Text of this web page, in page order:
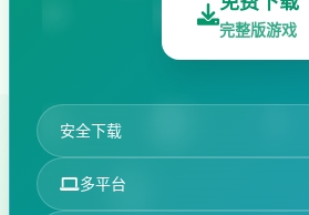
完整版游戏
安全下载
多平台